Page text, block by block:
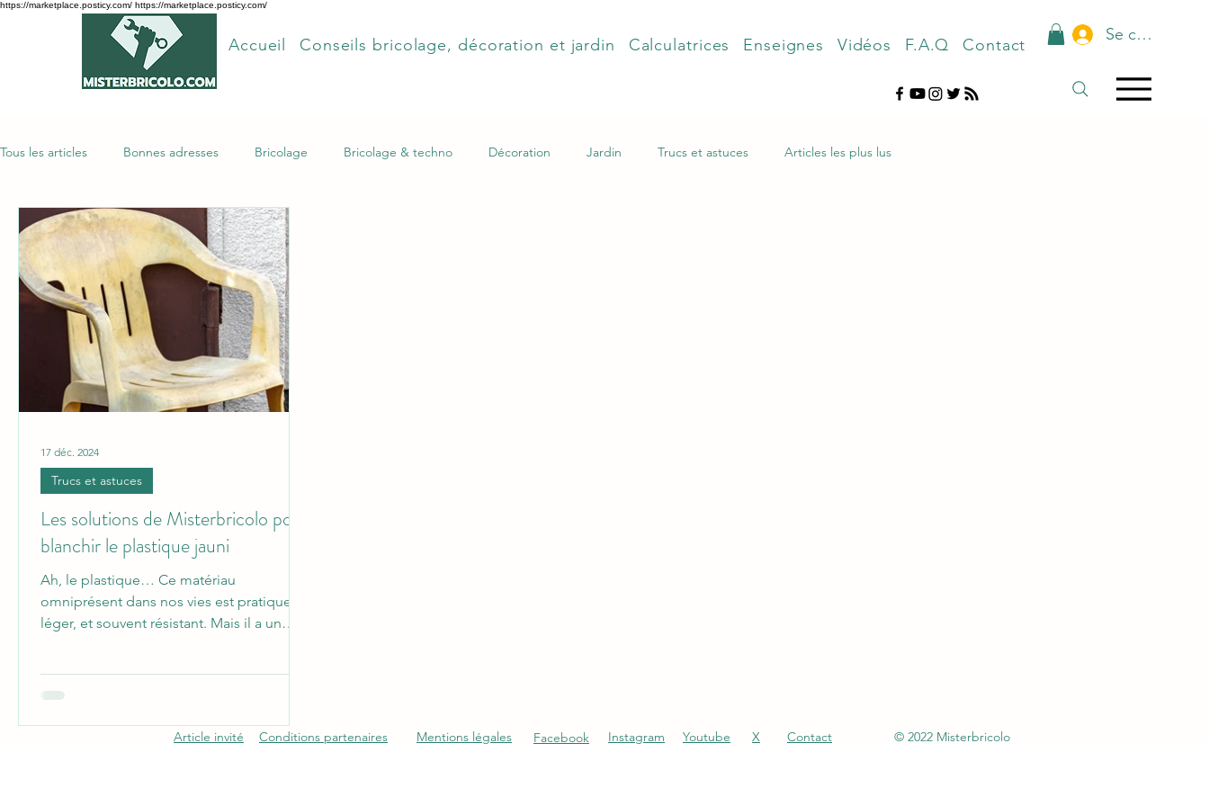
https://marketplace.posticy.com/ https://marketplace.posticy.com/
Accueil Conseils bricolage, décoration et jardin Calculatrices Enseignes Vidéos F.A.Q Contact
Se connecter
Tous les articles Bonnes adresses Bricolage Bricolage & techno Décoration Jardin Trucs et astuces Articles les plus lus
Les solutions de Misterbricolo pour
blanchir le plastique jauni
Ah, le plastique… Ce matériau
omniprésent dans nos vies est pratique,
léger, et souvent résistant. Mais il a un
Trucs et astuces
17 déc. 2024
Conditions partenaires
Article invité Mentions légales Facebook Instagram Youtube X Contact © 2022 Misterbricolo